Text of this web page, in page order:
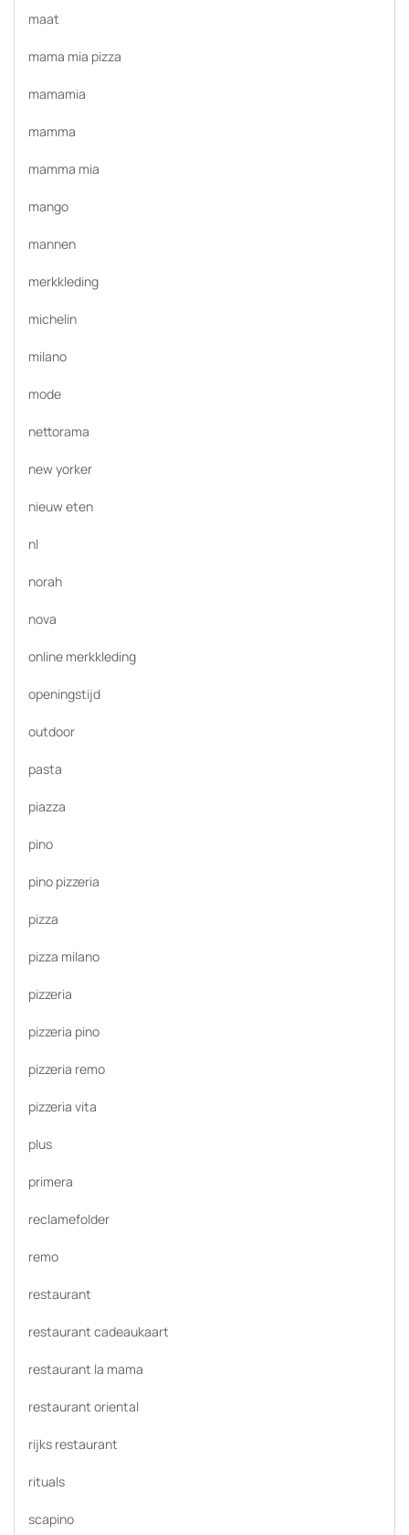
maat
mama mia pizza
mamamia
mamma
mamma mia
mango
mannen
merkkleding
michelin
milano
mode
nettorama
new yorker
nieuw eten
nl
norah
nova
online merkkleding
openingstijd
outdoor
pasta
piazza
pino
pino pizzeria
pizza
pizza milano
pizzeria
pizzeria pino
pizzeria remo
pizzeria vita
plus
primera
reclamefolder
remo
restaurant
restaurant cadeaukaart
restaurant la mama
restaurant oriental
rijks restaurant
rituals
scapino